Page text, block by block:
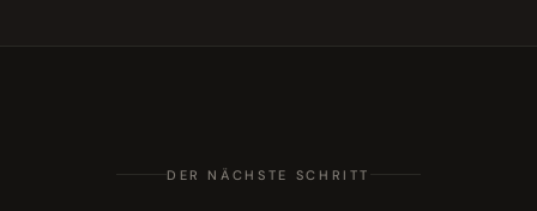
DER NÄCHSTE SCHRITT